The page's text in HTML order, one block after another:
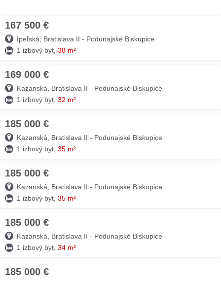
167 500 €
Ipeľská, Bratislava II - Podunajské Biskupice
1 izbový byt, 38 m²
169 000 €
Kazanská, Bratislava II - Podunajské Biskupice
1 izbový byt, 32 m²
185 000 €
Kazanská, Bratislava II - Podunajské Biskupice
1 izbový byt, 35 m²
185 000 €
Kazanská, Bratislava II - Podunajské Biskupice
1 izbový byt, 35 m²
185 000 €
Kazanská, Bratislava II - Podunajské Biskupice
1 izbový byt, 34 m²
185 000 €